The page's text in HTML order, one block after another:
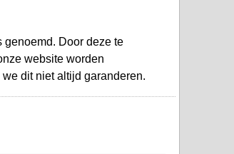
genoemd. Door deze te
website worden
dit niet altijd garanderen.